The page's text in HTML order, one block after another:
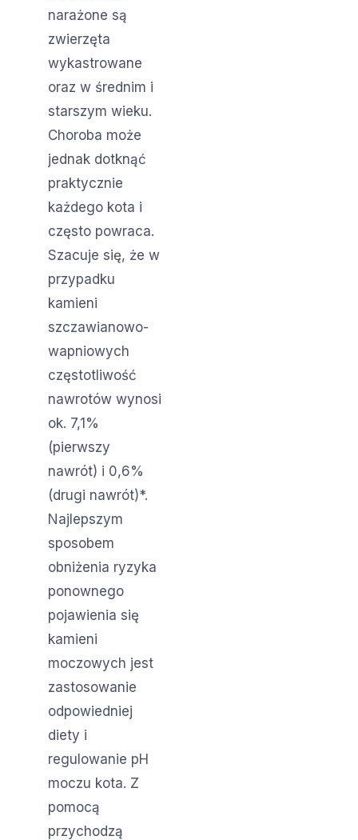
narażone są
zwierzęta
wykastrowane
oraz w średnim i
starszym wieku.
Choroba może
jednak dotknąć
praktycznie
każdego kota i
często powraca.
Szacuje się, że w
przypadku
kamieni
szczawianowo-
wapniowych
częstotliwość
nawrotów wynosi
ok. 7,1%
(pierwszy
nawrót) i 0,6%
(drugi nawrót)*.
Najlepszym
sposobem
obniżenia ryzyka
ponownego
pojawienia się
kamieni
moczowych jest
zastosowanie
odpowiedniej
diety i
regulowanie pH
moczu kota. Z
pomocą
przychodzą